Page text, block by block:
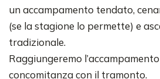
un accampamento tendato,
(se la stagione lo permette) e
tradizionale.
Raggiungeremo
concomitanza con il tramonto.